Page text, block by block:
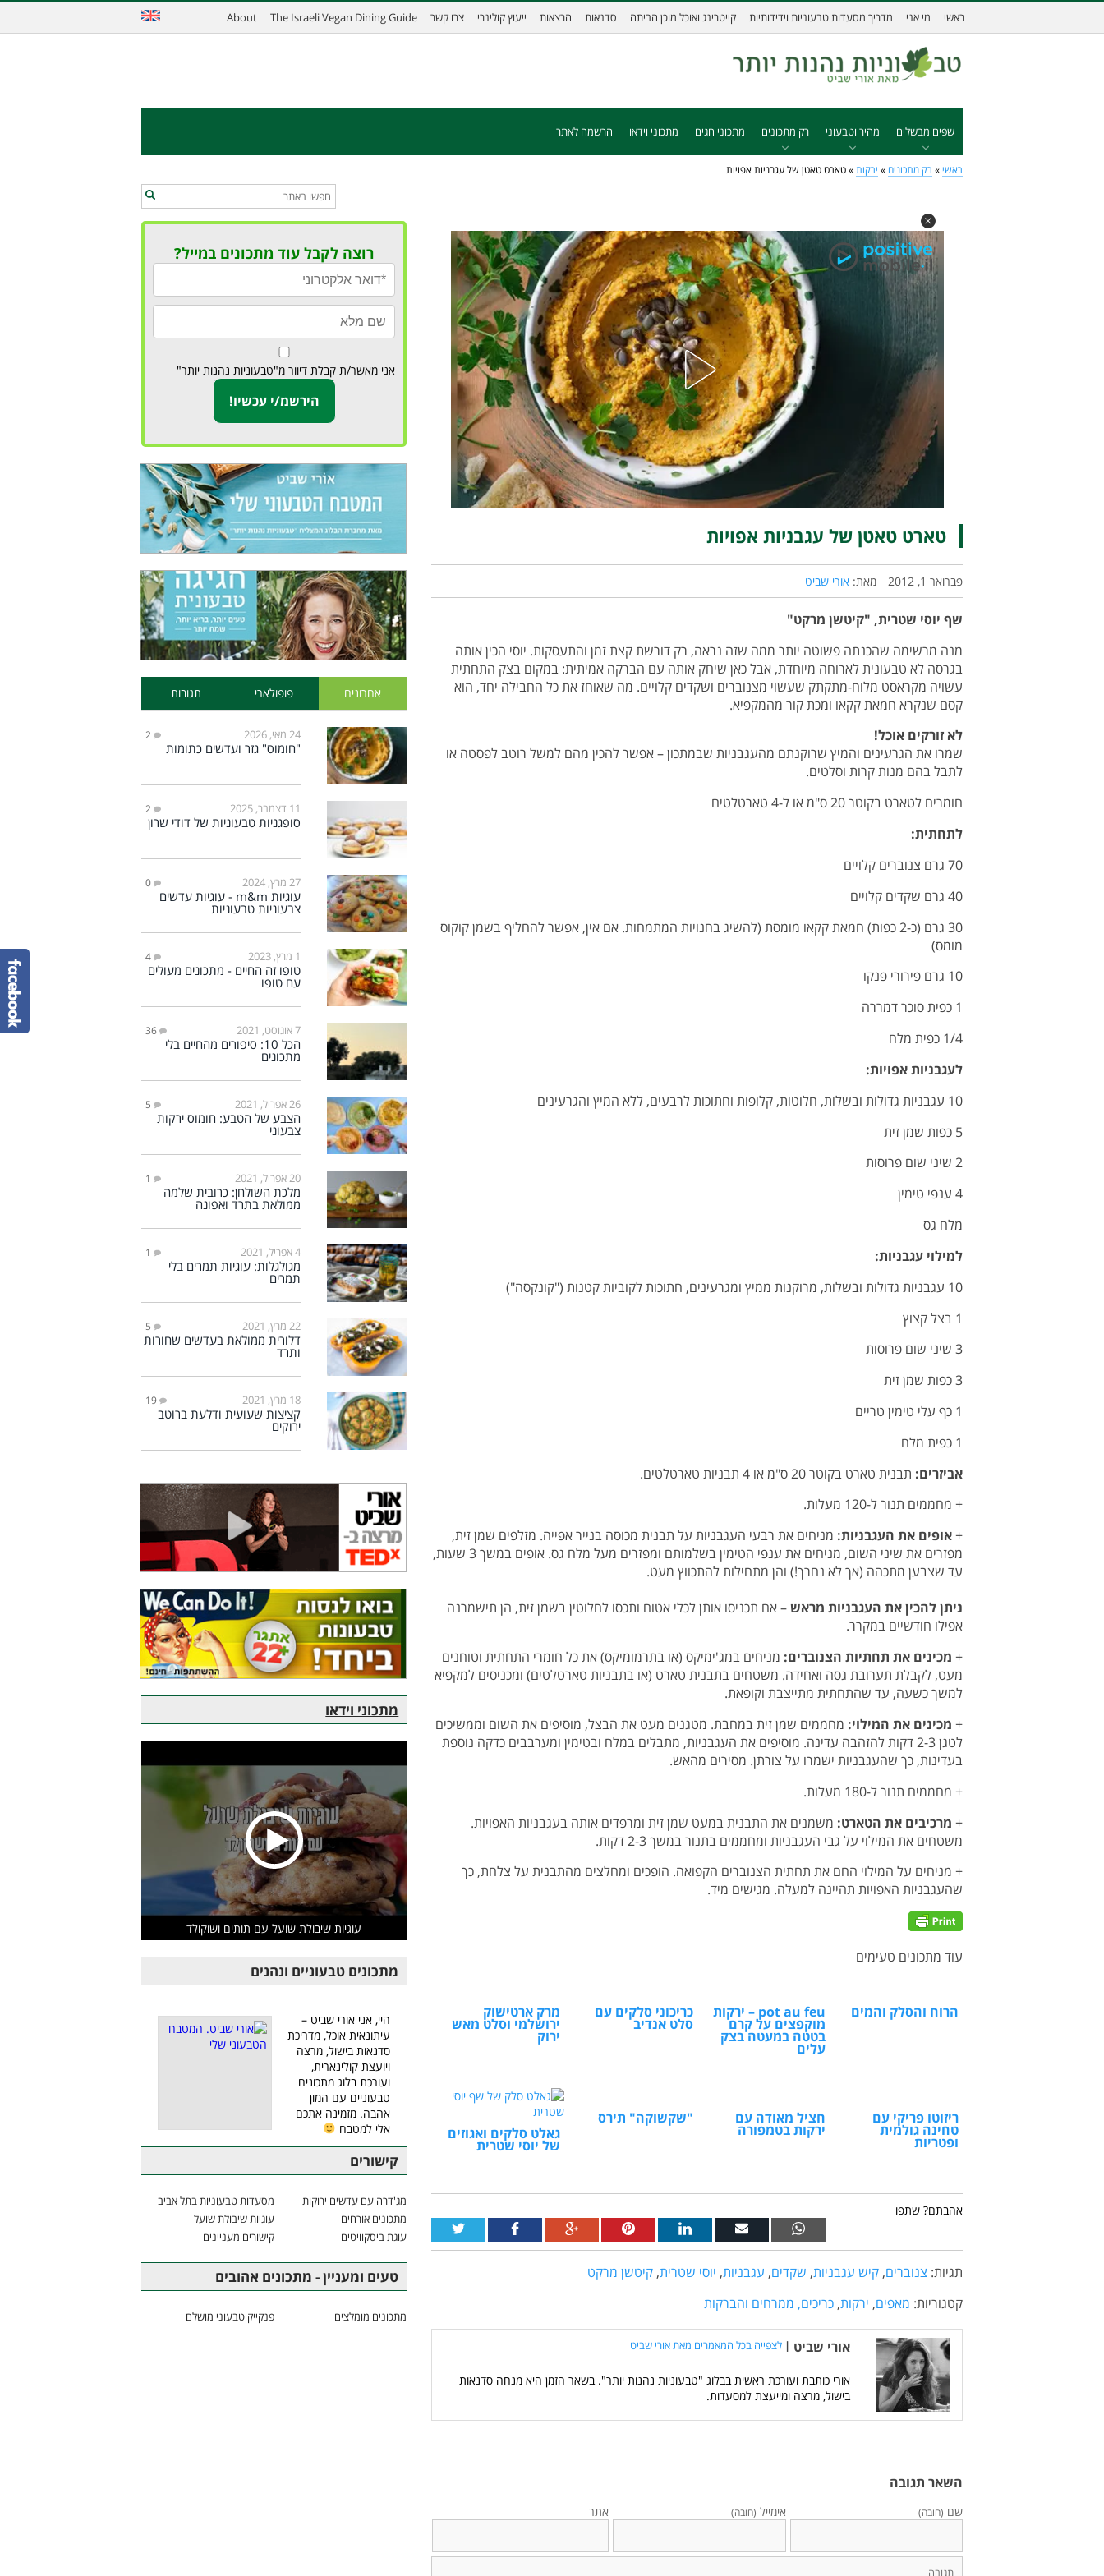
ראשי מי אני מדריך מסעדות טבעוניות וידידותיות קייטרינג ואוכל מוכן הביתה סדנאות הרצאות ייעוץ קולינרי צרו קשר The Israeli Vegan Dining Guide
About
שפים מבשלים מהיר וטבעוני רק מתכונים מתכוני חגים מתכוני וידאו הרשמה לאתר
ראשי » רק מתכונים » ירקות » טארט טאטן של עגבניות אפויות
טארט טאטן של עגבניות אפויות
פברואר 1, 2012 מאת: אורי שביט
שף יוסי שטרית, "קיטשן מרקט"
מנה מרשימה שהכנתה פשוטה יותר ממה שזה נראה, רק דורשת קצת זמן והתעסקות. יוסי הכין אותה
בגרסה לא טבעונית לארוחה מיוחדת, אבל כאן שיחק אותה עם הברקה אמיתית: במקום בצק התחתית
עשויה מקראסט מלוח-מתקתק שעשוי מצנוברים ושקדים קלויים. מה שאוחז את כל החבילה יחד, הוא
קסם שנקרא חמאת קקאו ומכת קור מהמקפיא.
לא זורקים אוכל!
שמרו את הגרעינים והמיץ שרוקנתם מהעגבניות שבמתכון – אפשר להכין מהם למשל רוטב לפסטה או
לתבל בהם מנות קרות וסלטים.
חומרים לטארט בקוטר 20 ס"מ או ל-4 טארטלטים
לתחתית:
70 גרם צנוברים קלויים
40 גרם שקדים קלויים
30 גרם (כ-2 כפות) חמאת קקאו מומסת (להשיג בחנויות המתמחות. אם אין, אפשר להחליף בשמן קוקוס
מומס)
10 גרם
פירורי פנקו
1 כפית סוכר דמררה
1/4 כפית מלח
לעגבניות אפויות:
10 עגבניות גדולות ובשלות, חלוטות, קלופות וחתוכות לרבעים, ללא המיץ והגרעינים
5 כפות שמן זית
2 שיני שום פרוסות
4 ענפי טימין
מלח גס
למילוי עגבניות:
10 עגבניות גדולות ובשלות, מרוקנות ממיץ ומגרעינים, חתוכות לקוביות קטנות ("קונקסה")
1 בצל קצוץ
3 שיני שום פרוסות
3 כפות שמן זית
1 כף עלי טימין טריים
1 כפית מלח
אביזרים: תבנית טארט בקוטר 20 ס"מ או 4 תבניות טארטלטים.
+ מחממים תנור ל-120 מעלות.
+אופים את העגבניות: מניחים את רבעי העגבניות על תבנית מכוסה בנייר אפייה. מזלפים שמן זית,
מפזרים את שיני השום, מניחים את ענפי הטימין בשלמותם ומפזרים מעל מלח גס. אופים במשך 3 שעות,
עד שצבען מתכהה (אך לא נחרך!) והן מתחילות להתכווץ מעט.
ניתן להכין את העגבניות מראש– אם תכניסו אותן לכלי אטום ותכסו לחלוטין בשמן זית, הן תישמרנה
אפילו חודשיים במקרר.
+ מכינים את תחתיות הצנוברים: מניחים במג'ימיקס (או בתרמומיקס) את כל חומרי התחתית וטוחנים
מעט, לקבלת תערובת גסה ואחידה. משטחים בתבנית טארט (או בתבניות טארטלטים) ומכניסים למקפיא
למשך כשעה, עד שהתחתית מתייצבת וקופאת.
+ מכינים את המילוי: מחממים שמן זית במחבת. מטגנים מעט את הבצל, מוסיפים את השום וממשיכים
לטגן 2-3 דקות להזהבה עדינה. מוסיפים את העגבניות, מתבלים במלח ובטימין ומערבבים כדקה נוספת
בעדינות, כך שהעגבניות ישמרו על צורתן. מסירים מהאש.
+ מחממים תנור ל-180 מעלות.
+ מרכיבים את הטארט: משמנים את התבנית במעט שמן זית ומרפדים אותה בעגבניות האפויות.
משטחים את המילוי על גבי העגבניות ומחממים בתנור במשך 2-3 דקות.
+ מניחים על המילוי החם את תחתית הצנוברים הקפואה. הופכים ומחלצים מהתבנית על צלחת, כך
שהעגבניות האפויות תהיינה למעלה. מגישים מיד.
עוד מתכונים טעימים
הרוח והסלק והמים pot au feu – ירקות
מוקפצים על קרם
בטטה במעטה בצק
עלים
כריכוני סלקים עם
סלט אנדיב
מרק ארטישוק
ירושלמי וסלט מאש
ירוק
ריזוטו פריקי עם
טחינה גולמית
ופטריות
חציל מאודה עם
ירקות בטמפורה
"שקשוקה" תירס
גאלט סלקים ואגוזים
של יוסי שטרית
אהבתם? שתפו
תגיות: צנוברים, קיש עגבניות, שקדים, עגבניות, יוסי שטרית, קיטשן מרקט
קטגוריות: מאפים, ירקות, כריכים, ממרחים והברקות
אורי שביט | לצפייה בכל המאמרים מאת אורי שביט
אורי כותבת ועורכת ראשית בבלוג "טבעוניות נהנות יותר". בשאר הזמן היא מנחה סדנאות
בישול, מרצה ומייעצת למסעדות.
השאר תגובה
שם (חובה) אימייל (חובה) אתר
רוצה לקבל עוד מתכונים במייל?
אני מאשר/ת קבלת דיוור מ"טבעוניות נהנות יותר"
אחרונים פופולארי תגובות
24 מאי, 2026 2
"חומוס" גזר ועדשים כתומות
11 דצמבר, 2025 2
סופגניות טבעוניות של דודי שרון
27 מרץ, 2024 0
עוגיות m&m - עוגיות עדשים
צבעוניות טבעוניות
1 מרץ, 2023 4
טופו זה החיים - מתכונים מעולים
עם טופו
7 אוגוסט, 2021 36
הכל 10: סיפורים מהחיים בלי
מתכונים
26 אפריל, 2021 5
הצבע של הטבע: חומוס ירקות
צבעוני
20 אפריל, 2021 1
מלכת השולחן: כרובית שלמה
ממולאת בתרד ואפונה
4 אפריל, 2021 1
מגולגלות: עוגיות תמרים בלי
תמרים
22 מרץ, 2021 5
דלורית ממולאת בעדשים שחורות
ותרד
18 מרץ, 2021 19
קציצות שעועית ודלעת ברוטב
ירוקים
מתכוני וידאו
עוגיות שיבולת שועל עם תותים ושוקולד
מתכונים טבעוניים ונהנים
היי, אני אורי שביט –
עיתונאית אוכל, מדריכת
סדנאות בישול, מרצה
ויועצת קולינארית,
ועורכת בלוג מתכונים
טבעוניים עם המון
אהבה. מזמינה אתכם
אלי למטבח
קישורים
מג'דרה עם עדשים ירוקות
מסעדות טבעוניות בתל אביב
מתכונים אורחים
עוגיות שיבולת שועל
עוגת ביסקוויטים
קישורים מעניינים
טעים ומעניין - מתכונים אהובים
מתכונים מומלצים פנקייק טבעוני מושלם